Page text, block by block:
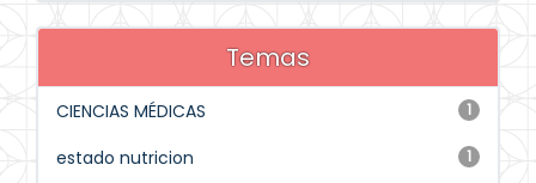
Temas
1
CIENCIAS MÉDICAS
1
estado nutricion